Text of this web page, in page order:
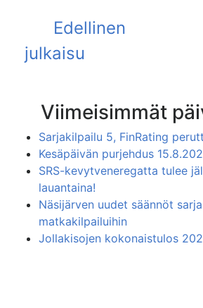
Viimeisimmät
Sarjakilpailu 5, FinRating
Kesäpäivän purjehdus
SRS-kevytveneregatta tulee
lauantaina!
Näsijärven uudet säännöt
matkakilpailuihin
Jollakisojen kokonaistulos